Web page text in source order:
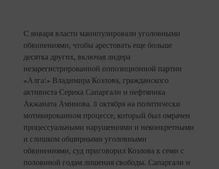
С января власти манипулировали уголовными
обвинениями, чтобы арестовать еще больше
десятка других, включая лидера
незарегистрированной оппозиционной партии
«Алга!» Владимира Козлова, гражданского
активиста Серика Сапаргали и нефтяника
Акжаната Аминова. 8 октября на политически
мотивированном процессе, который был омрачен
процессуальными нарушениями и неконкретными
и слишком обширными уголовными
обвинениями, суд приговорил Козлова к семи с
половиной годам лишения свободы. Сапаргали и